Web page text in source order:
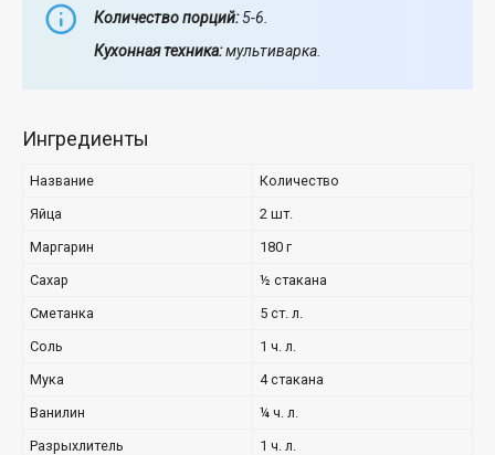
Количество порций:5-6.
Кухонная техника:мультиварка.
Ингредиенты
Название
Количество
Яйца
2 шт.
Маргарин
180 г
Сахар
½ стакана
Сметанка
5 ст. л.
Соль
1 ч. л.
Мука
4 стакана
Ванилин
¼ ч. л.
Разрыхлитель
1 ч. л.